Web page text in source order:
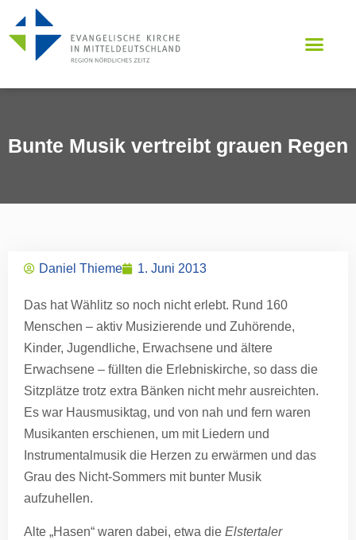
Bunte Musik vertreibt grauen Regen
Daniel Thieme 1. Juni 2013
Das hat Wählitz so noch nicht erlebt. Rund 160
Menschen – aktiv Musizierende und Zuhörende,
Kinder, Jugendliche, Erwachsene und ältere
Erwachsene – füllten die Erlebniskirche, so dass die
Sitzplätze trotz extra Bänken nicht mehr ausreichten.
Es war Hausmusiktag, und von nah und fern waren
Musikanten erschienen, um mit Liedern und
Instrumentalmusik die Herzen zu erwärmen und das
Grau des Nicht-Sommers mit bunter Musik
aufzuhellen.
Alte „Hasen“ waren dabei, etwa die Elstertaler